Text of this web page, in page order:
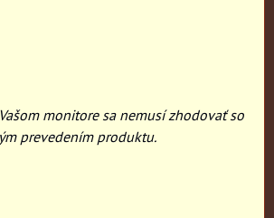
monitore sa nemusí zhodovať so
prevedením produktu.